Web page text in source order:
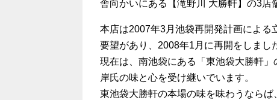
舎向かいにある【滝野川 大勝軒】の3店
本店は2007年3月池袋再開発計画による
要望があり、2008年1月に再開をしまし
現在は、南池袋にある「東池袋大勝軒
岸氏の味と心を受け継いでいます。
東池袋大勝軒の本場の味を味わうならば